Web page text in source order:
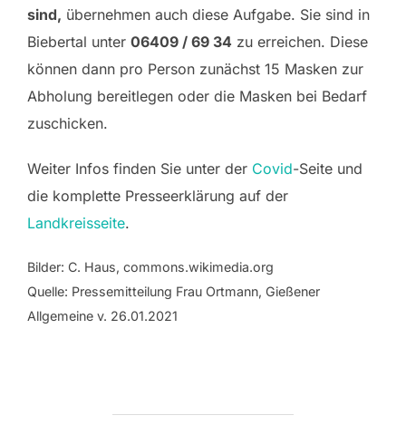
sind, übernehmen auch diese Aufgabe. Sie sind in
Biebertal unter 06409 / 69 34 zu erreichen. Diese
können dann pro Person zunächst 15 Masken zur
Abholung bereitlegen oder die Masken bei Bedarf
zuschicken.
Weiter Infos finden Sie unter der Covid-Seite und
die komplette Presseerklärung auf der
Landkreisseite.
Bilder: C. Haus, commons.wikimedia.org
Quelle: Pressemitteilung Frau Ortmann, Gießener
Allgemeine v. 26.01.2021